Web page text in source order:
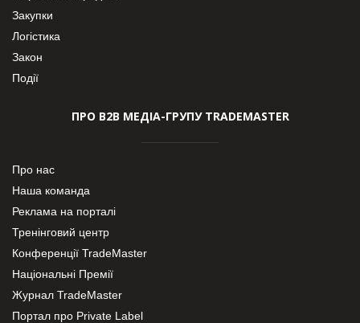
Закупки
Логістика
Закон
Події
ПРО В2В МЕДІА-ГРУПУ TRADEMASTER
Про нас
Наша команда
Реклама на порталі
Тренінговий центр
Конференції TradeMaster
Національні Премії
Журнал TradeMaster
Портал про Private Label